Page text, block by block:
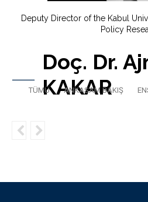
Deputy Director of the Kabul
Policy
Doç. Dr.
KAKAR
TÜMÜ ANKASAM BAKIŞ